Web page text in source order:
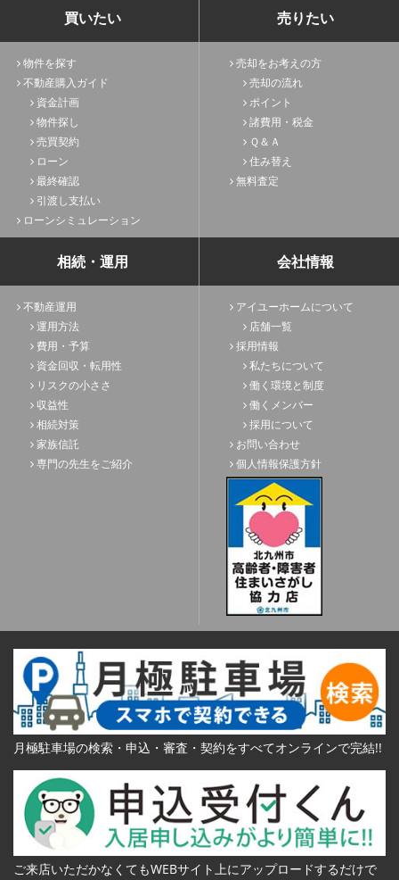
買いたい
物件を探す
不動産購入ガイド
資金計画
物件探し
売買契約
ローン
最終確認
引渡し支払い
ローンシミュレーション
売りたい
売却をお考えの方
売却の流れ
ポイント
諸費用・税金
Ｑ＆Ａ
住み替え
無料査定
相続・運用
不動産運用
運用方法
費用・予算
資金回収・転用性
リスクの小ささ
収益性
相続対策
家族信託
専門の先生をご紹介
会社情報
アイユーホームについて
店舗一覧
採用情報
私たちについて
働く環境と制度
働くメンバー
採用について
お問い合わせ
個人情報保護方針
月極駐車場の検索・申込・審査・契約をすべてオンラインで完結!!
ご来店いただかなくてもWEBサイト上にアップロードするだけで